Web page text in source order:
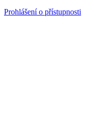
Prohlášení o přístupnosti